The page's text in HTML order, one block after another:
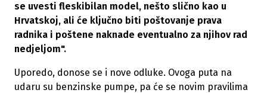
se uvesti fleskibilan model, nešto slično kao u
Hrvatskoj, ali će ključno biti poštovanje prava
radnika i poštene naknade eventualno za njihov rad
nedjeljom".
Uporedo, donose se i nove odluke. Ovoga puta na
udaru su benzinske pumpe, pa će se novim pravilima